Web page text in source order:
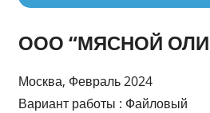
ООО “МЯСНОЙ
Москва, Февраль 2024
Вариант работы : Файловый